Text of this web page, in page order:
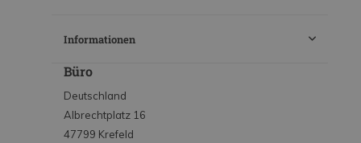
Informationen
Büro
Deutschland
Albrechtplatz 16
47799 Krefeld